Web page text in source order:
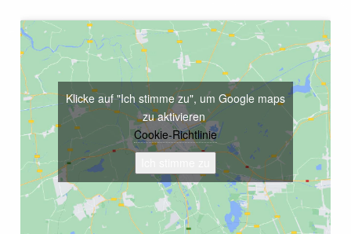
Klicke auf "Ich stimme zu", um Google maps
zu aktivieren
Cookie-Richtlinie